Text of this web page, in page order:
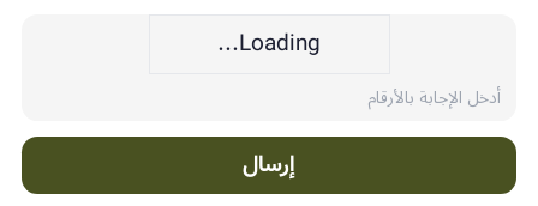
Loading...
إرسال